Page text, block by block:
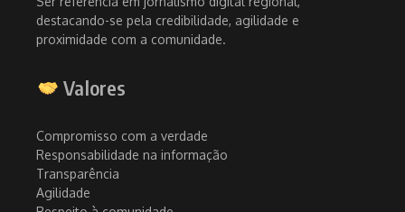
destacando-se pela credibilidade, agilidade e
proximidade com a comunidade.
Valores
Compromisso com a verdade
Responsabilidade na informação
Transparência
Agilidade